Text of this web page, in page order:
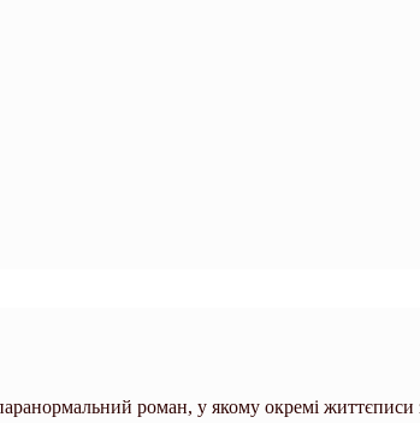
роман, у якому окремі